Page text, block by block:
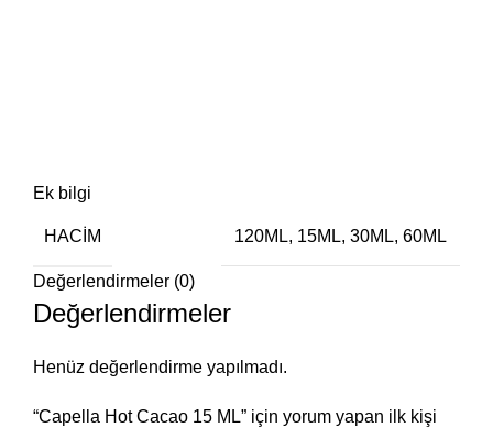
Ek bilgi
HACIM 120ML, 15ML, 30ML, 60ML
Değerlendirmeler (0)
Değerlendirmeler
Henüz değerlendirme yapılmadı.
“Capella Hot Cacao 15 ML” için yorum yapan ilk kişi